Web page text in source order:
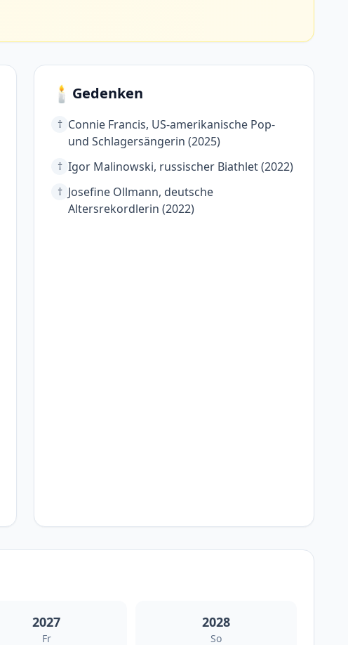
🕯️ Gedenken
† Connie Francis, US-amerikanische Pop-
und Schlagersängerin (2025)
† Igor Malinowski, russischer Biathlet (2022)
† Josefine Ollmann, deutsche
Altersrekordlerin (2022)
2027
Fr
2028
So